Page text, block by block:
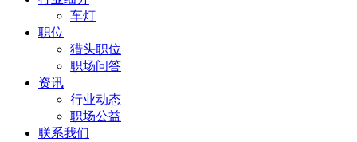
车灯
职位
猎头职位
职场问答
资讯
行业动态
职场公益
联系我们